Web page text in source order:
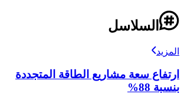
السلاسل
المزيد
ارتفاع سعة مشاريع الطاقة المتجددة
بنسبة 88%